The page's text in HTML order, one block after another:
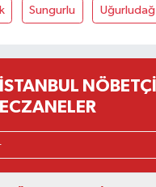
Sungurlu Uğurludağ
İSTANBUL NÖBETÇI
ECZANELER